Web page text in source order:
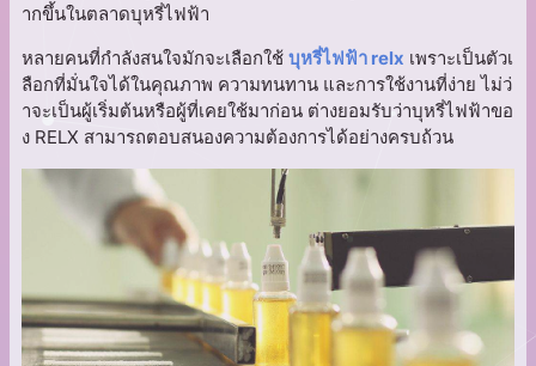
ากขึ้นในตลาดบุหรี่ไฟฟ้า
หลายคนที่กำลังสนใจมักจะเลือกใช้ บุหรี่ไฟฟ้า relx เพราะเป็นตัวเ
ลือกที่มั่นใจได้ในคุณภาพ ความทนทาน และการใช้งานที่ง่าย ไม่ว่
าจะเป็นผู้เริ่มต้นหรือผู้ที่เคยใช้มาก่อน ต่างยอมรับว่าบุหรี่ไฟฟ้าขอ
ง RELX สามารถตอบสนองความต้องการได้อย่างครบถ้วน